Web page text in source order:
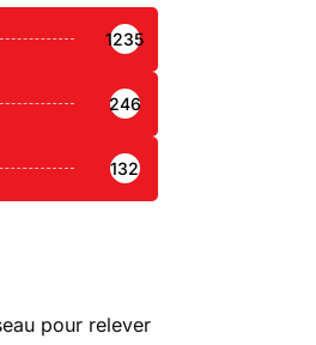
1235
246
132
pour relever